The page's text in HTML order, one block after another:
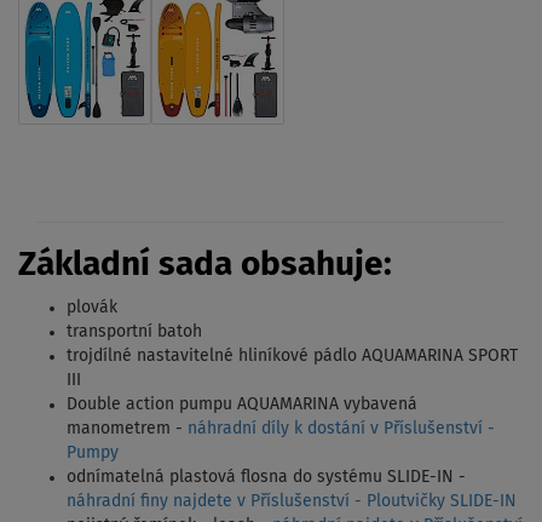
Základní sada obsahuje:
plovák
transportní batoh
trojdílné nastavitelné hliníkové pádlo AQUAMARINA SPORT
Double action pumpu AQUAMARINA vybavená
manometrem - náhradní díly k dostání v Příslušenství -
Pumpy
odnímatelná plastová flosna do systému SLIDE-IN -
náhradní finy najdete v Příslušenství - Ploutvičky SLIDE-IN